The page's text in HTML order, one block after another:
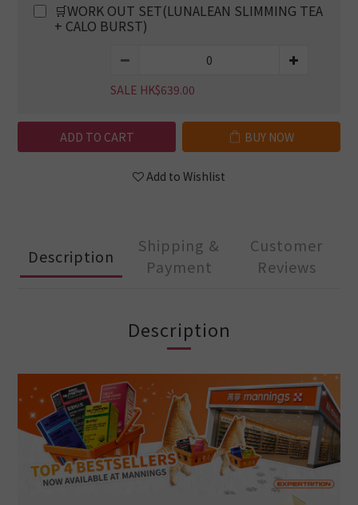
🛒WORK OUT SET(LUNALEAN SLIMMING TEA
+ CALO BURST)
SALE HK$639.00
ADD TO CART BUY NOW
Add to Wishlist
Description
Shipping &
Payment
Customer
Reviews
Description